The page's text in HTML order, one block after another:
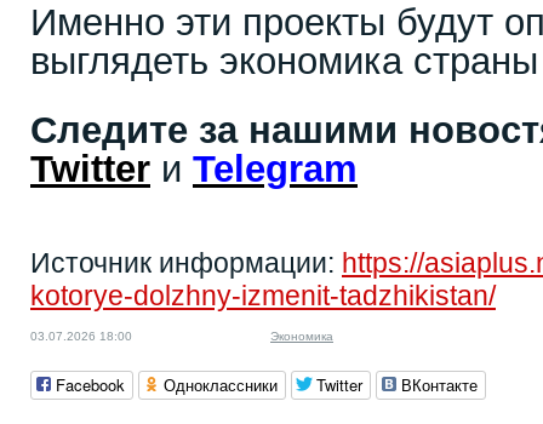
Именно эти проекты будут
выглядеть экономика
Следите за нашими
Twitter и Telegram
Источник информации: https://
kotorye-dolzhny-izmenit-tadzhikistan/
03.07.2026 18:00 Экономика
Facebook Одноклассники Twitter ВКонтакте